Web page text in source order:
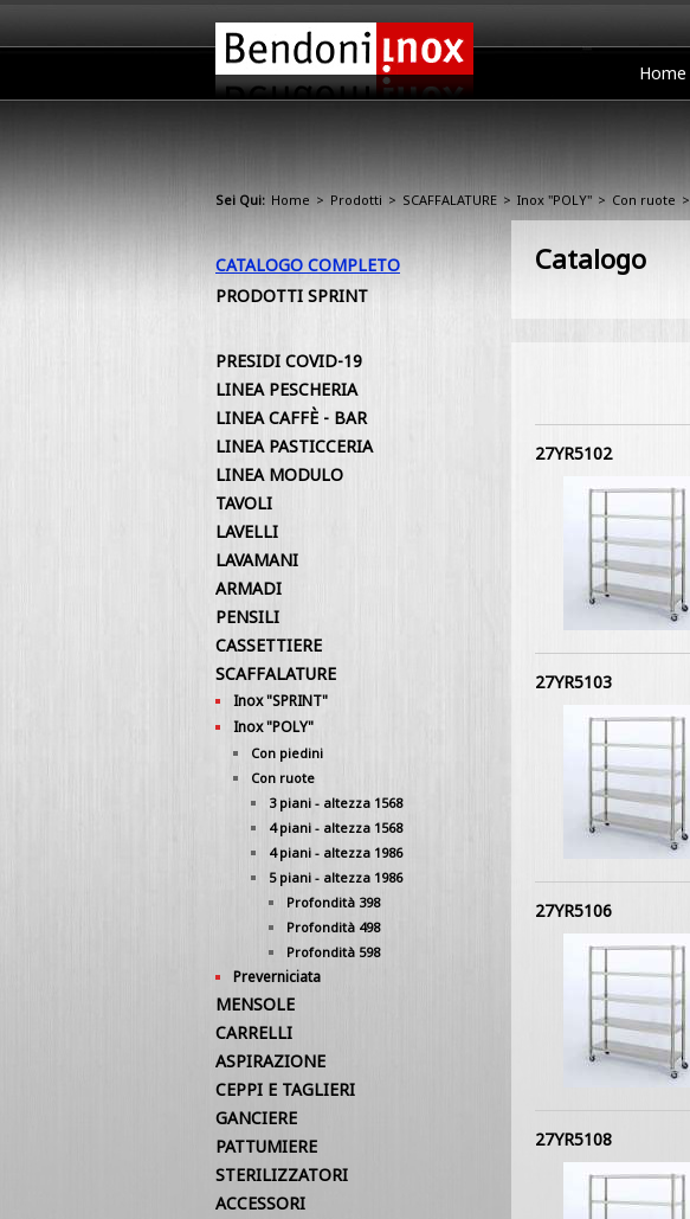
Home
Sei Qui: Home > Prodotti > SCAFFALATURE > Inox "POLY" > Con ruote >
Catalogo
27YR5102
27YR5103
27YR5106
27YR5108
CATALOGO COMPLETO
PRODOTTI SPRINT
PRESIDI COVID-19
LINEA PESCHERIA
LINEA CAFFÈ - BAR
LINEA PASTICCERIA
LINEA MODULO
TAVOLI
LAVELLI
LAVAMANI
ARMADI
PENSILI
CASSETTIERE
SCAFFALATURE
Inox "SPRINT"
Inox "POLY"
Con piedini
Con ruote
3 piani - altezza 1568
4 piani - altezza 1568
4 piani - altezza 1986
5 piani - altezza 1986
Profondità 398
Profondità 498
Profondità 598
Preverniciata
MENSOLE
CARRELLI
ASPIRAZIONE
CEPPI E TAGLIERI
GANCIERE
PATTUMIERE
STERILIZZATORI
ACCESSORI